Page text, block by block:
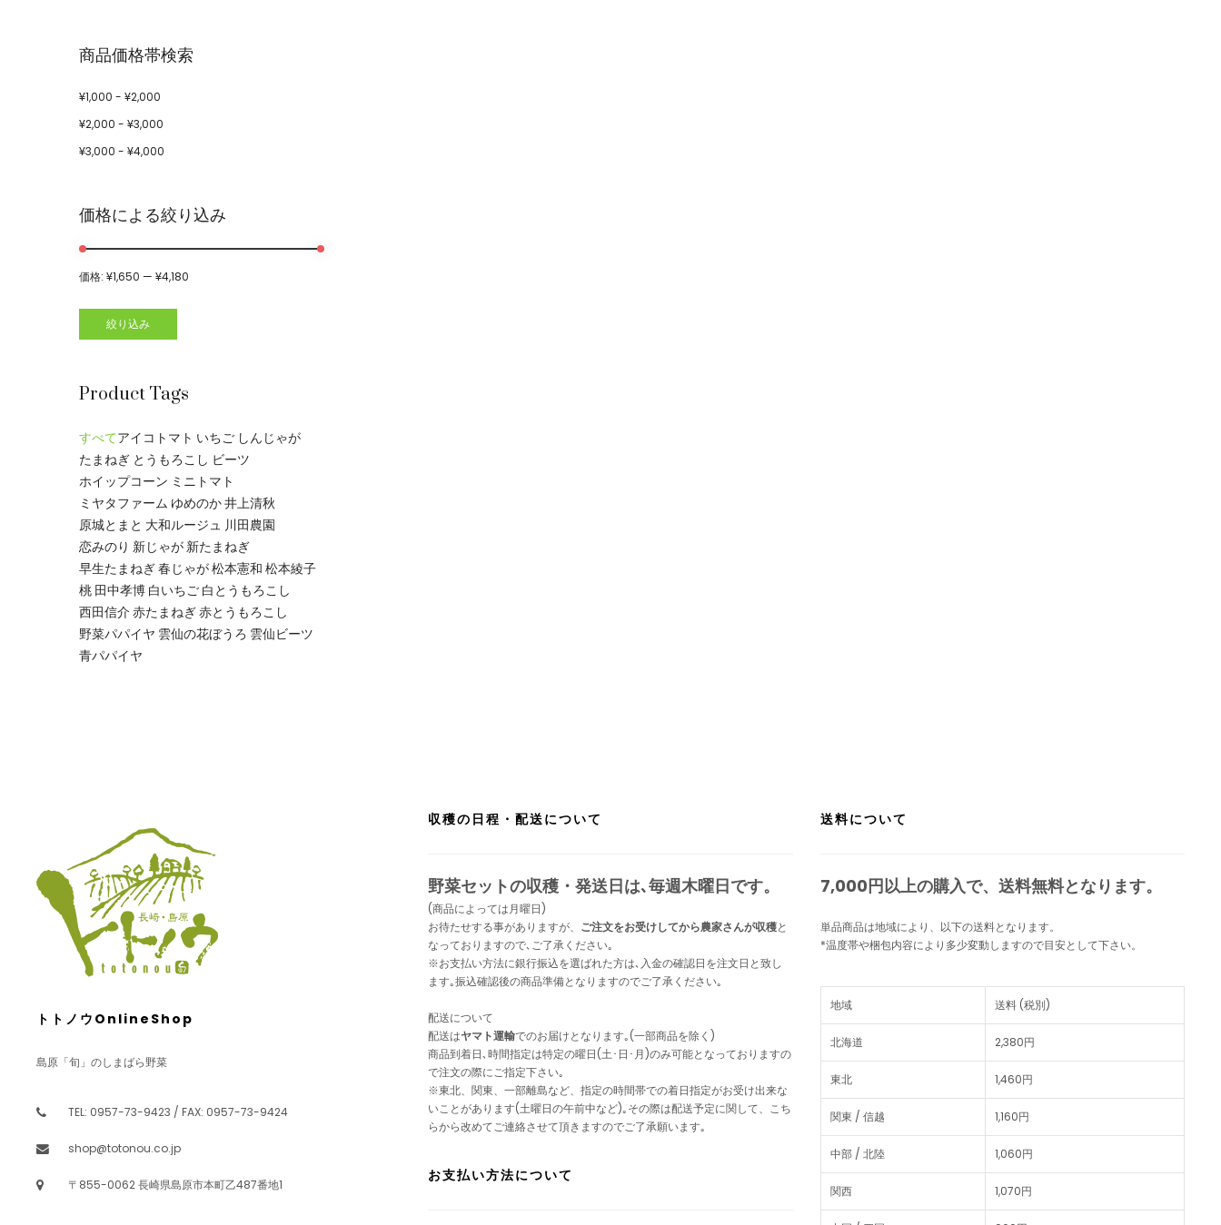
商品価格帯検索
¥1,000 - ¥2,000
¥2,000 - ¥3,000
¥3,000 - ¥4,000
価格による絞り込み
絞り込み
価格: ¥1,650 — ¥4,180
Product Tags
すべてアイコトマト いちご しんじゃが
たまねぎ とうもろこし ビーツ
ホイップコーン ミニトマト
ミヤタファーム ゆめのか井上清秋
原城とまと 大和ルージュ 川田農園
恋みのり 新じゃが新たまねぎ
早生たまねぎ春じゃが松本憲和 松本綾子
桃 田中孝博 白いちご 白とうもろこし
西田信介 赤たまねぎ赤とうもろこし
野菜パパイヤ 雲仙の花ぼうろ 雲仙ビーツ
青パパイヤ
トトノウOnlineShop
島原「旬」のしまばら野菜
TEL: 0957-73-9423 / FAX: 0957-73-9424
shop@totonou.co.jp
〒855-0062 長崎県島原市本町乙487番地1
収穫の日程・配送について
野菜セットの収穫・発送日は､毎週木曜日です。
(商品によっては月曜日)
お待たせする事がありますが、 ご注文をお受けしてから農家さんが収穫と
なっておりますので､ご了承ください｡
※お支払い方法に銀行振込を選ばれた方は､入金の確認日を注文日と致し
ます｡振込確認後の商品準備となりますのでご了承ください｡
配送について
配送はヤマト運輸でのお届けとなります｡(一部商品を除く)
商品到着日､時間指定は特定の曜日(土･日･月)のみ可能となっておりますの
で注文の際にご指定下さい｡
※東北、関東、一部離島など、指定の時間帯での着日指定がお受け出来な
いことがあります(土曜日の午前中など)｡その際は配送予定に関して、こち
らから改めてご連絡させて頂きますのでご了承願います｡
お支払い方法について
送料について
7,000円以上の購入で、 送料無料となります。
単品商品は地域により、以下の送料となります。
*温度帯や梱包内容により多少変動しますので目安として下さい。
地域 送料 (税別)
北海道 2,380円
東北 1,460円
関東 / 信越 1,160円
中部 / 北陸 1,060円
関西 1,070円